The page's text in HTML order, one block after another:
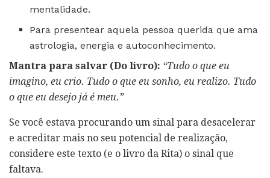
mentalidade.
Para presentear aquela pessoa querida que ama
astrologia, energia e autoconhecimento.
Mantra para salvar (Do livro): “Tudo o que eu
imagino, eu crio. Tudo o que eu sonho, eu realizo. Tudo
o que eu desejo já é meu.”
Se você estava procurando um sinal para desacelerar
e acreditar mais no seu potencial de realização,
considere este texto (e o livro da Rita) o sinal que
faltava.